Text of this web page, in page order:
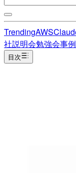
TrendingAWS
社説明会勉強会事例
目次